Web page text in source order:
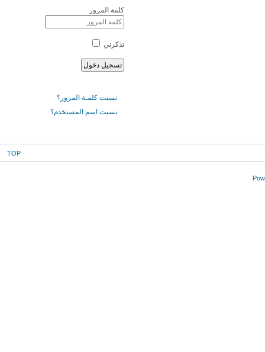
كلمة المرور
تذكرني
نسيت كلمـة المرور؟
نسيت اسم المستخدم؟
TOP